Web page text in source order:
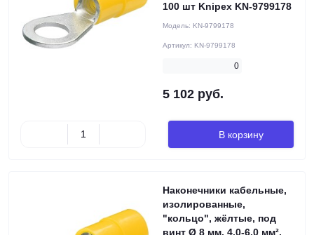
100 шт Knipex KN-9799178
Модель: KN-9799178
Артикул: KN-9799178
0
5 102 руб.
В корзину
Наконечники кабельные,
изолированные,
"кольцо", жёлтые, под
винт Ø 8 мм, 4.0-6.0 мм²,